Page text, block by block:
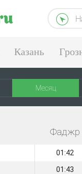
Казань
Месяц
Фаджр
01:42
01:43